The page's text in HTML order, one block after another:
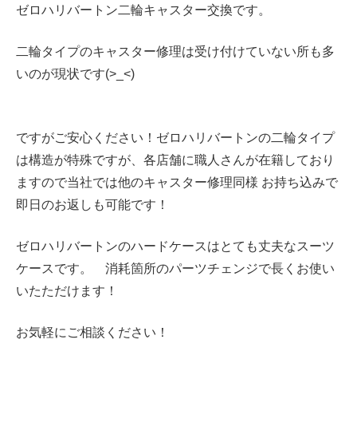
ゼロハリバートン二輪キャスター交換です。
二輪タイプのキャスター修理は受け付けていない所も多
いのが現状です(>_<)
ですがご安心ください！ゼロハリバートンの二輪タイプ
は構造が特殊ですが、各店舗に職人さんが在籍しており
ますので当社では他のキャスター修理同様 お持ち込みで
即日のお返しも可能です！
ゼロハリバートンのハードケースはとても丈夫なスーツ
ケースです。 消耗箇所のパーツチェンジで長くお使い
いたただけます！
お気軽にご相談ください！